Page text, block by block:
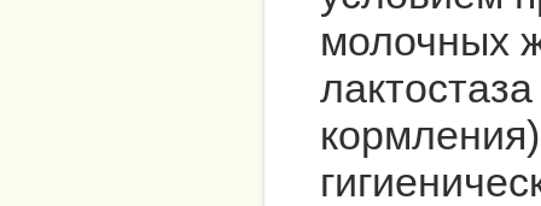
молочных